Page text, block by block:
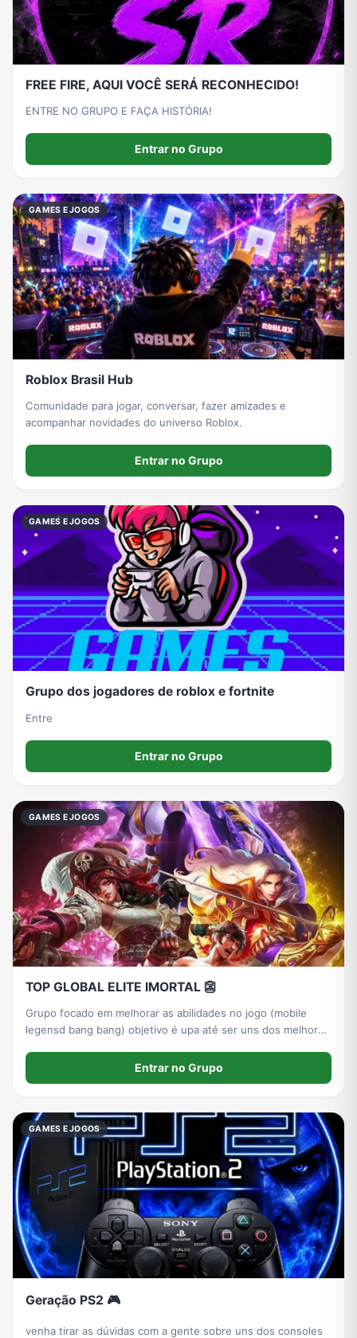
FREE FIRE, AQUI VOCÊ SERÁ RECONHECIDO!
ENTRE NO GRUPO E FAÇA HISTÓRIA!
Entrar no Grupo
GAMES E JOGOS
Roblox Brasil Hub
Comunidade para jogar, conversar, fazer amizades e
acompanhar novidades do universo Roblox.
Entrar no Grupo
GAMES E JOGOS
Grupo dos jogadores de roblox e fortnite
Entre
Entrar no Grupo
GAMES E JOGOS
TOP GLOBAL ELITE IMORTAL 👺
Grupo focado em melhorar as abilidades no jogo (mobile
legensd bang bang) objetivo é upa até ser uns dos melhores
Entrar no Grupo
GAMES E JOGOS
Geração PS2 🎮
venha tirar as dúvidas com a gente sobre uns dos consoles